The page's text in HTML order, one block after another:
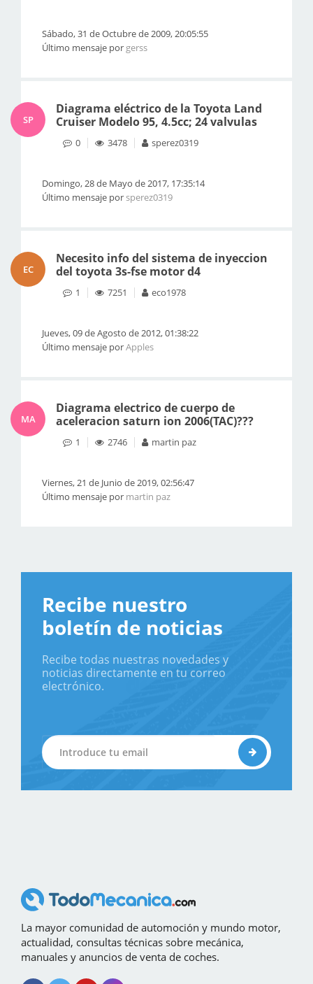
Sábado, 31 de Octubre de 2009, 20:05:55
Último mensaje por gerss
SP
Diagrama eléctrico de la Toyota Land
Cruiser Modelo 95, 4.5cc; 24 valvulas
0 3478 sperez0319
Domingo, 28 de Mayo de 2017, 17:35:14
Último mensaje porsperez0319
EC
Necesito info del sistema de inyeccion
del toyota 3s-fse motor d4
1 7251 eco1978
Jueves, 09 de Agosto de 2012, 01:38:22
Último mensaje porApples
MA
Diagrama electrico de cuerpo de
aceleracion saturn ion 2006(TAC)???
1 2746 martin paz
Viernes, 21 de Junio de 2019, 02:56:47
Último mensaje por martin paz
Recibe nuestro
boletín de noticias
Recibe todas nuestras novedades y
noticias directamente en tu correo
electrónico.
La mayor comunidad de automoción y mundo motor,
actualidad, consultas técnicas sobre mecánica,
manuales y anuncios de venta de coches.